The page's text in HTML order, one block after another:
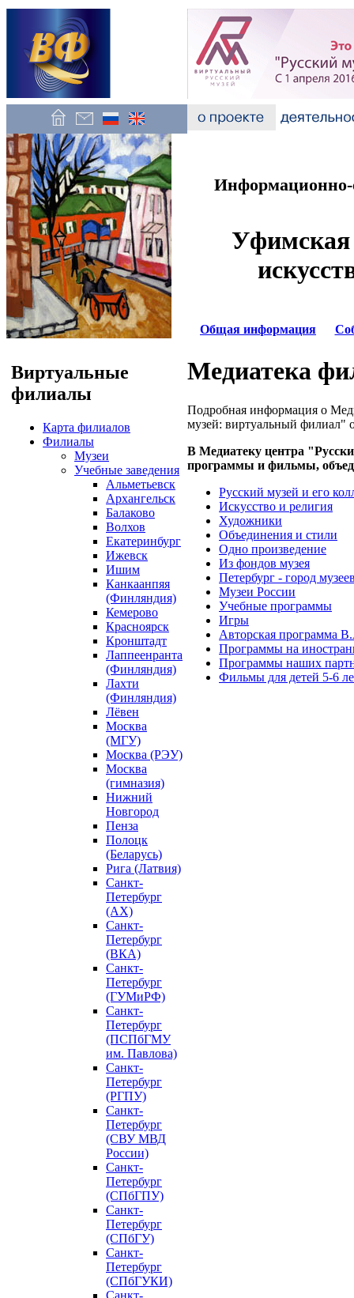
Виртуальные
филиалы
Карта филиалов
Филиалы
Музеи
Учебные заведения
Альметьевск
Архангельск
Балаково
Волхов
Екатеринбург
Ижевск
Ишим
Канкаанпяя
(Финляндия)
Кемерово
Красноярск
Кронштадт
Лаппеенранта
(Финляндия)
Лахти
(Финляндия)
Лёвен
Москва
(МГУ)
Москва (РЭУ)
Москва
(гимназия)
Нижний
Новгород
Пенза
Полоцк
(Беларусь)
Рига (Латвия)
Санкт-
Петербург
(АХ)
Санкт-
Петербург
(ВКА)
Санкт-
Петербург
(ГУМиРФ)
Санкт-
Петербург
(ПСПбГМУ
им. Павлова)
Санкт-
Петербург
(РГПУ)
Санкт-
Петербург
(СВУ МВД
России)
Санкт-
Петербург
(СПбГПУ)
Санкт-
Петербург
(СПбГУ)
Санкт-
Петербург
(СПбГУКИ)
Санкт-
Информационно-
Уфимская
Общая информация
Медиатека
Подробная информация о
музей: виртуальный филиал"
В Медиатеку центра
программы и фильмы,
Русский музей и его
Искусство и религия
Художники
Объединения и стили
Одно произведение
Из фондов музея
Петербург - город
Музеи России
Учебные программы
Игры
Авторская программа
Программы на
Программы наших
Фильмы для детей 5-6